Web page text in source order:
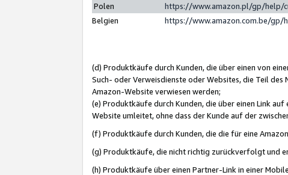
Polen
https://www.amazon.pl/gp/help/
Belgien
https://www.amazon.com.be/gp/
(d) Produktkäufe durch Kunden, die über einen von
Such- oder Verweisdienste oder Websites, die Teil des
Amazon-Website verwiesen werden;
(e) Produktkäufe durch Kunden, die über einen Link
Website umleitet, ohne dass der Kunde auf der
(f) Produktkäufe durch Kunden, die die für eine
(g) Produktkäufe, die nicht richtig zurückverfolgt und
(h) Produktkäufe über einen Partner-Link in einer